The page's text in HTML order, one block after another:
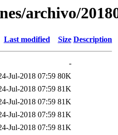
archivo/
Last modified Size Description
-
Jul-2018 07:59 80K
Jul-2018 07:59 81K
Jul-2018 07:59 81K
Jul-2018 07:59 81K
Jul-2018 07:59 81K